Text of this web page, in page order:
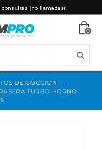
consultas (no llamadas)
0
DE COCCION
→
TURBO HORNO